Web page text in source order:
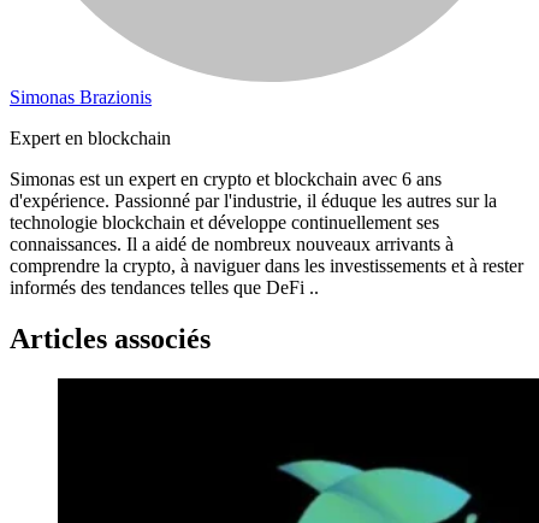
Simonas Brazionis
Expert en blockchain
Simonas est un expert en crypto et blockchain avec 6 ans
d'expérience. Passionné par l'industrie, il éduque les autres sur la
technologie blockchain et développe continuellement ses
connaissances. Il a aidé de nombreux nouveaux arrivants à
comprendre la crypto, à naviguer dans les investissements et à rester
informés des tendances telles que DeFi ..
Articles associés